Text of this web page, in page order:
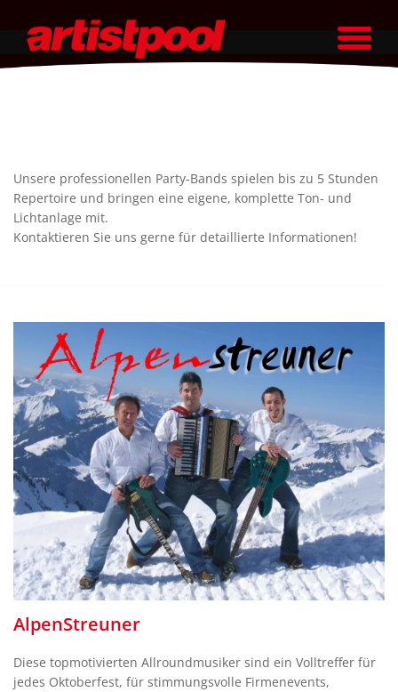
Unsere professionellen Party-Bands spielen bis zu 5 Stunden
Repertoire und bringen eine eigene, komplette Ton- und
Lichtanlage mit.
Kontaktieren Sie uns gerne für detaillierte Informationen!
AlpenStreuner
Diese topmotivierten Allroundmusiker sind ein Volltreffer für
jedes Oktoberfest, für stimmungsvolle Firmenevents,